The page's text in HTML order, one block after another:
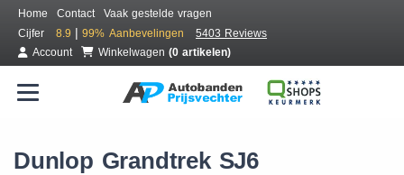
Home Contact
Vaak gestelde vragen
Cijfer
8.9 | 99% Aanbevelingen
5403 Reviews
Account
Winkelwagen (0 artikelen)
Dunlop Grandtrek SJ6